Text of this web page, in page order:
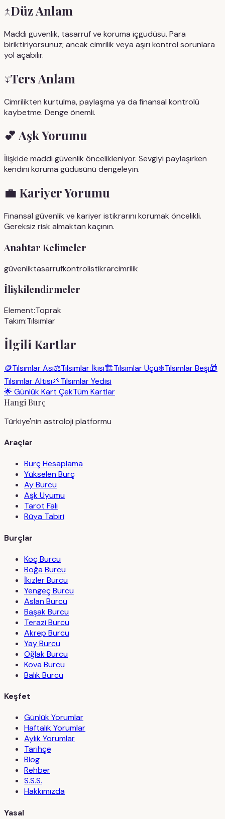
↑Düz Anlam
Maddi güvenlik, tasarruf ve koruma içgüdüsü. Para
biriktiriyorsunuz; ancak cimrilik veya aşırı kontrol sorunlara
yol açabilir.
↓Ters Anlam
Cimrilikten kurtulma, paylaşma ya da finansal kontrolü
kaybetme. Denge önemli.
💕Aşk Yorumu
İlişkide maddi güvenlik öncelikleniyor. Sevgiyi paylaşırken
kendini koruma güdüsünü dengeleyin.
💼 Kariyer Yorumu
Finansal güvenlik ve kariyer istikrarını korumak öncelikli.
Gereksiz risk almaktan kaçının.
Anahtar Kelimeler
güvenliktasarrufkontrolistikrarcimrilik
İlişkilendirmeler
Element:Toprak
Takım:Tılsımlar
İlgili Kartlar
🪙Tılsımlar Ası⚖️Tılsımlar İkisi🏗️Tılsımlar Üçü❄️Tılsımlar Beşi🎁
Tılsımlar Altısı🌱Tılsımlar Yedisi
🌟 Günlük Kart ÇekTüm Kartlar
Hangi Burç
Türkiye'nin astroloji platformu
Araçlar
Burç Hesaplama
Yükselen Burç
Ay Burcu
Aşk Uyumu
Tarot Falı
Rüya Tabiri
Burçlar
Koç Burcu
Boğa Burcu
İkizler Burcu
Yengeç Burcu
Aslan Burcu
Başak Burcu
Terazi Burcu
Akrep Burcu
Yay Burcu
Oğlak Burcu
Kova Burcu
Balık Burcu
Keşfet
Günlük Yorumlar
Haftalık Yorumlar
Aylık Yorumlar
Tarihçe
Blog
Rehber
S.S.S.
Hakkımızda
Yasal